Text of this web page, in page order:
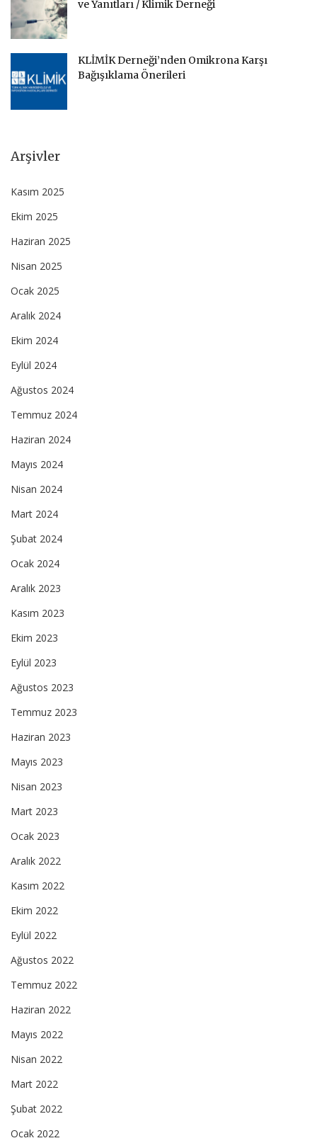
ve Yanıtları / Klimik Derneği
KLİMİK Derneği’nden Omikrona Karşı
Bağışıklama Önerileri
Arşivler
Kasım 2025
Ekim 2025
Haziran 2025
Nisan 2025
Ocak 2025
Aralık 2024
Ekim 2024
Eylül 2024
Ağustos 2024
Temmuz 2024
Haziran 2024
Mayıs 2024
Nisan 2024
Mart 2024
Şubat 2024
Ocak 2024
Aralık 2023
Kasım 2023
Ekim 2023
Eylül 2023
Ağustos 2023
Temmuz 2023
Haziran 2023
Mayıs 2023
Nisan 2023
Mart 2023
Ocak 2023
Aralık 2022
Kasım 2022
Ekim 2022
Eylül 2022
Ağustos 2022
Temmuz 2022
Haziran 2022
Mayıs 2022
Nisan 2022
Mart 2022
Şubat 2022
Ocak 2022